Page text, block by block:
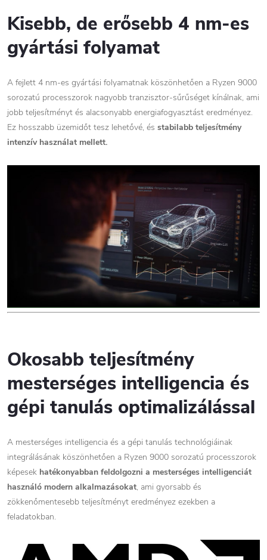
Kisebb, de erősebb 4 nm-es
gyártási folyamat
A fejlett 4 nm-es gyártási folyamatnak köszönhetően a Ryzen 9000
sorozatú processzorok nagyobb tranzisztor-sűrűséget kínálnak, ami
jobb teljesítményt és alacsonyabb energiafogyasztást eredményez.
Ez hosszabb üzemidőt tesz lehetővé, és stabilabb teljesítmény
intenzív használat mellett.
Okosabb teljesítmény
mesterséges intelligencia és
gépi tanulás optimalizálással
A mesterséges intelligencia és a gépi tanulás technológiáinak
integrálásának köszönhetően a Ryzen 9000 sorozatú processzorok
képesek hatékonyabban feldolgozni a mesterséges intelligenciát
használó modern alkalmazásokat, ami gyorsabb és
zökkenőmentesebb teljesítményt eredményez ezekben a
feladatokban.